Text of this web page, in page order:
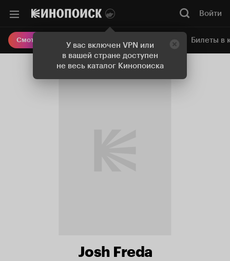
У вас включен VPN или
в вашей стране доступен
не весь каталог Кинопоиска
Войти
Смотреть кино Онлайн-кинотеатр Билеты в
Josh Freda